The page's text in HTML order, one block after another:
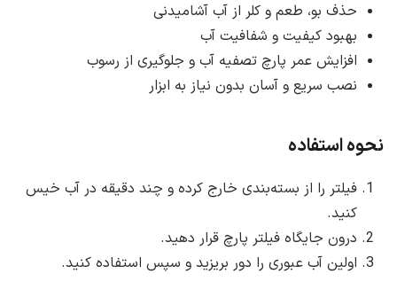
حذف بو، طعم و کلر از آب آشامیدنی
بهبود کیفیت و شفافیت آب
افزایش عمر پارچ تصفیه آب و جلوگیری از رسوب
نصب سریع و آسان بدون نیاز به ابزار
نحوه استفاده
فیلتر را از بسته‌بندی خارج کرده و چند دقیقه در آب خیس
کنید.
درون جایگاه فیلتر پارچ قرار دهید.
اولین آب عبوری را دور بریزید و سپس استفاده کنید.